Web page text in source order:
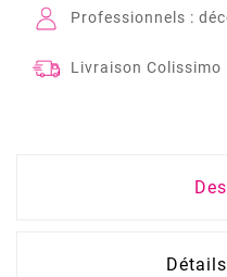
Professionnels :
Livraison Colissimo